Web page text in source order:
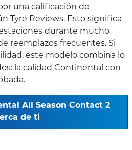
una calificación de
Tyre Reviews. Esto significa
durante mucho
reemplazos frecuentes. Si
este modelo combina lo
la calidad Continental con
All Season Contact 2
de ti